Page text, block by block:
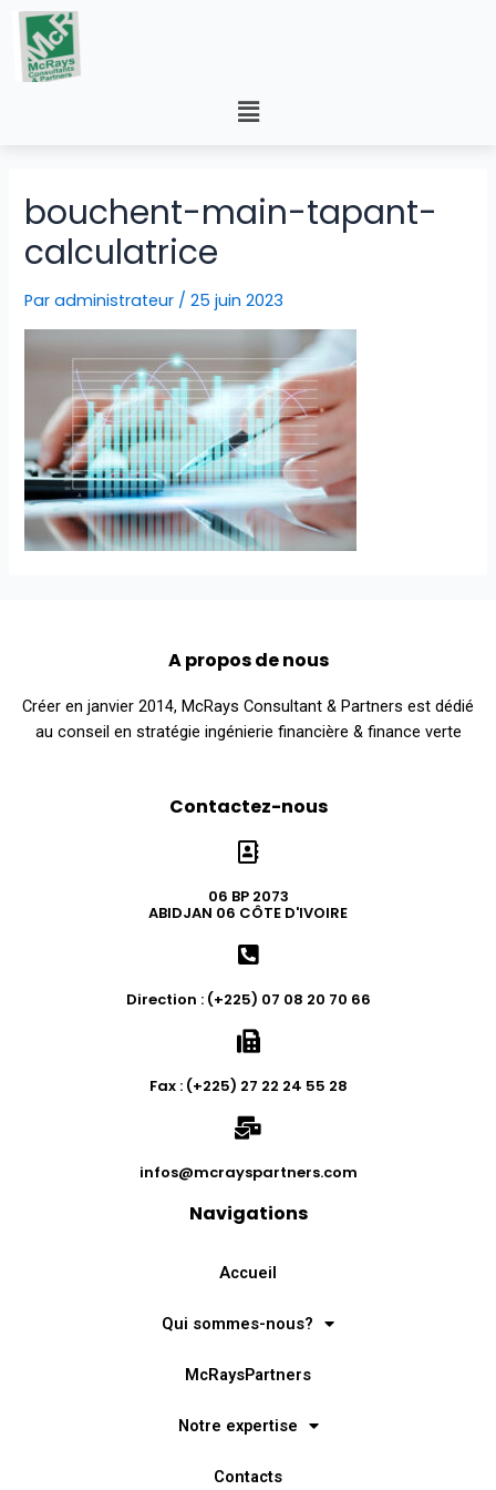
bouchent-main-tapant-
calculatrice
Paradministrateur /25 juin 2023
A propos de nous
Créer en janvier 2014, McRays Consultant & Partners est dédié
au conseil en stratégie ingénierie financière & finance verte
Contactez-nous
06 BP 2073
ABIDJAN 06 CÔTE D'IVOIRE
Direction : (+225) 07 08 20 70 66
Fax : (+225) 27 22 24 55 28
infos@mcrayspartners.com
Navigations
Accueil
Qui sommes-nous?
McRaysPartners
Notre expertise
Contacts